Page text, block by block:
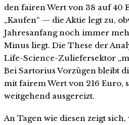
den fairen Wert von 38 auf 40
„Kaufen“ — die Aktie legt zu,
Jahresanfang noch immer
Minus liegt. Die These der
Life-Science-Zuliefersektor
Bei Sartorius Vorzügen bleibt
mit fairem Wert von 216 Euro,
weitgehend ausgereizt.
An Tagen wie diesen zeigt